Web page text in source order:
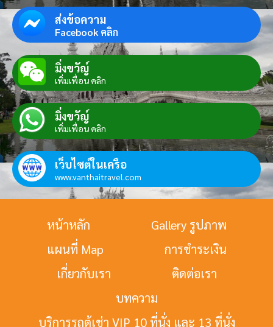
ส่งข้อความ
Facebook คลิก
มิ่งขวัญ์
เพิ่มเพื่อน คลิก
มิ่งขวัญ์
เพิ่มเพื่อน คลิก
เว็บไซต์ในเครือ
www.vanthaitravel.com
หน้าหลัก
Gallery รูปภาพ
แผนที่ Map
การชำระเงิน
เกี่ยวกับเรา
ติดต่อเรา
บทความ
บริการรถตู้เช่า VIP 10 ที่นั่ง และ 13 ที่นั่ง